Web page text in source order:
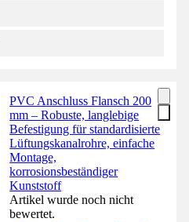
PVC Anschluss Flansch 200
mm – Robuste, langlebige
Befestigung für standardisierte
Lüftungskanalrohre, einfache
Montage,
korrosionsbeständiger
Kunststoff
Artikel wurde noch nicht
bewertet.